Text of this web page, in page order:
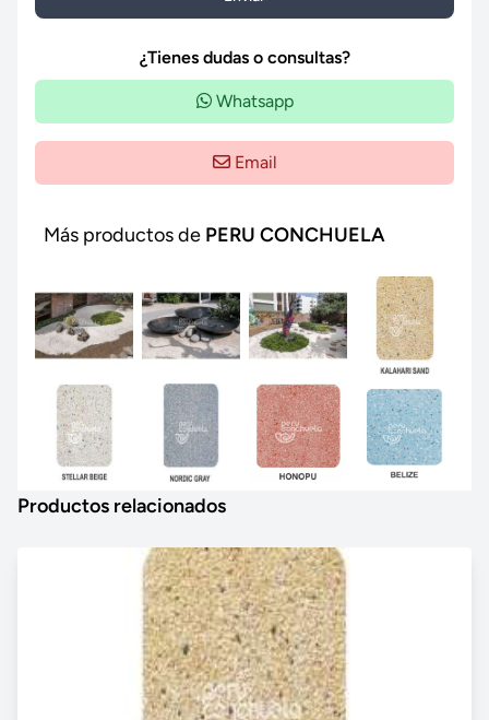
¿Tienes dudas o consultas?
Whatsapp
Email
Más productos de PERU CONCHUELA
Productos relacionados